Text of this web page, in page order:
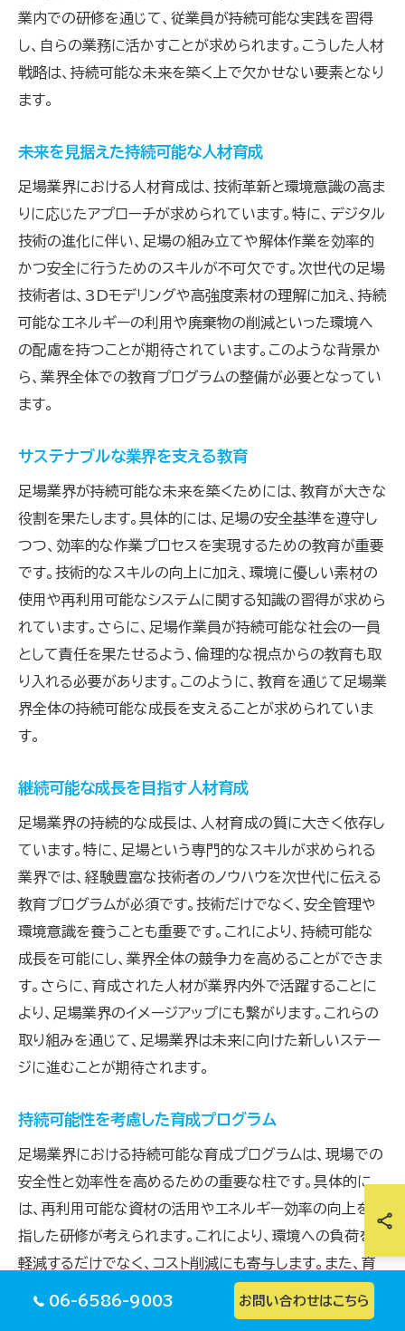
業内での研修を通じて、従業員が持続可能な実践を習得
し、自らの業務に活かすことが求められます。こうした人材
戦略は、持続可能な未来を築く上で欠かせない要素となり
ます。
未来を見据えた持続可能な人材育成
足場業界における人材育成は、技術革新と環境意識の高ま
りに応じたアプローチが求められています。特に、デジタル
技術の進化に伴い、足場の組み立てや解体作業を効率的
かつ安全に行うためのスキルが不可欠です。次世代の足場
技術者は、3Dモデリングや高強度素材の理解に加え、持続
可能なエネルギーの利用や廃棄物の削減といった環境へ
の配慮を持つことが期待されています。このような背景か
ら、業界全体での教育プログラムの整備が必要となってい
ます。
サステナブルな業界を支える教育
足場業界が持続可能な未来を築くためには、教育が大きな
役割を果たします。具体的には、足場の安全基準を遵守し
つつ、効率的な作業プロセスを実現するための教育が重要
です。技術的なスキルの向上に加え、環境に優しい素材の
使用や再利用可能なシステムに関する知識の習得が求めら
れています。さらに、足場作業員が持続可能な社会の一員
として責任を果たせるよう、倫理的な視点からの教育も取
り入れる必要があります。このように、教育を通じて足場業
界全体の持続可能な成長を支えることが求められていま
す。
継続可能な成長を目指す人材育成
足場業界の持続的な成長は、人材育成の質に大きく依存し
ています。特に、足場という専門的なスキルが求められる
業界では、経験豊富な技術者のノウハウを次世代に伝える
教育プログラムが必須です。技術だけでなく、安全管理や
環境意識を養うことも重要です。これにより、持続可能な
成長を可能にし、業界全体の競争力を高めることができま
す。さらに、育成された人材が業界内外で活躍することに
より、足場業界のイメージアップにも繋がります。これらの
取り組みを通じて、足場業界は未来に向けた新しいステー
ジに進むことが期待されます。
持続可能性を考慮した育成プログラム
足場業界における持続可能な育成プログラムは、現場での
安全性と効率性を高めるための重要な柱です。具体的に
は、再利用可能な資材の活用やエネルギー効率の向上を目
指した研修が考えられます。これにより、環境への負荷を
軽減するだけでなく、コスト削減にも寄与します。また、育
成プログラムは従業員の技術力向上だけでなく、チームワ
ークやコミュニケーションスキルを育むことも目的としてい
06-6586-9003 お問い合わせはこちら